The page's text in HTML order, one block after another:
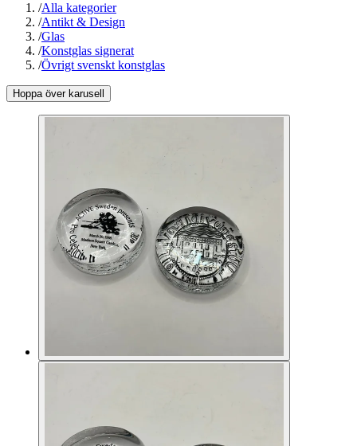
/Alla kategorier
/Antikt & Design
/Glas
/Konstglas signerat
/Övrigt svenskt konstglas
Hoppa över karusell